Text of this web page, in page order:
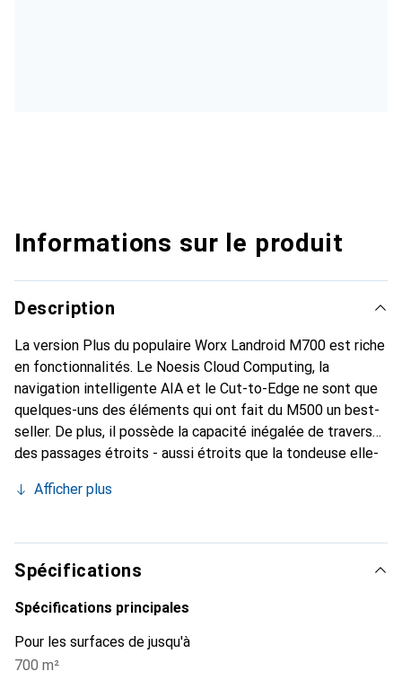
Informations sur le produit
Description
La version Plus du populaire Worx Landroid M700 est riche
en fonctionnalités. Le Noesis Cloud Computing, la
navigation intelligente AIA et le Cut-to-Edge ne sont que
quelques-uns des éléments qui ont fait du M500 un best-
seller. De plus, il possède la capacité inégalée de traverser
des passages étroits - aussi étroits que la tondeuse elle-
intelligent aux limites pour accomplir le travail plus
Sa programmation intelligente des tâches quotidiennes
s'ajuste automatiquement au taux de croissance réel de
votre pelouse, en tenant compte de la météo locale, de la
saison, de l'ensoleillement, du type d'herbe et d'autres
taille manuelle. Des mises à jour et améliorations
continues sont fournies automatiquement via des mises à
Afficher plus
Spécifications
Spécifications principales
Pour les surfaces de jusqu'à
700 m²